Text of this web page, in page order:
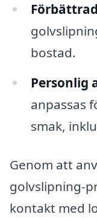
bostad.
Personlig
anpassas
smak,
Genom att
golvslipning-
kontakt med